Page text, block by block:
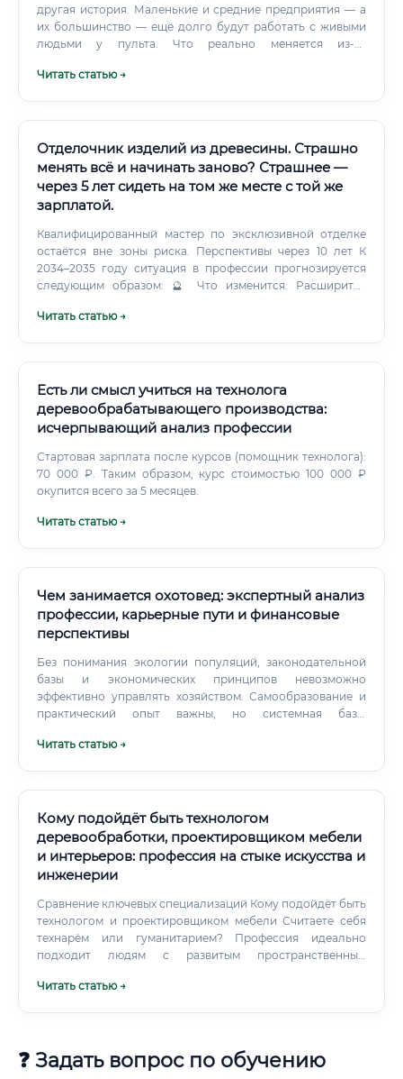
другая история. Маленькие и средние предприятия — а
их большинство — ещё долго будут работать с живыми
людьми у пульта. Что реально меняется из-за
нужно уметь работать с ЧПУ и цифровыми системами ✅
оборудование — зарабатывают всё больше Так что
будущее у профессии есть.
Читать статью →
Отделочник изделий из древесины. Страшно
менять всё и начинать заново? Страшнее —
через 5 лет сидеть на том же месте с той же
зарплатой.
Квалифицированный мастер по эксклюзивной отделке
остаётся вне зоны риска. Перспективы через 10 лет К
2034–2035 году ситуация в профессии прогнозируется
следующим образом: 🔮 Что изменится: Расширится
натуральные лаки) Появятся новые технологии
натуральность и ручную работу в интерьере — это прямо
выгодно профессии 🔮 Что останется неизменным:
Ручной труд мастера будет цениться — особенно в
премиальном сегменте Рабочих профессий в России по-
прежнему будет не хватать Зарплаты продолжат расти
выше инфляции ✅ Прогноз на 10 лет: профессия остаётся
стабильной, востребованной и хорошо оплачиваемой.
специализаций высокого уровня — мастер может
Читать статью →
Есть ли смысл учиться на технолога
деревообрабатывающего производства:
исчерпывающий анализ профессии
Стартовая зарплата после курсов (помощник технолога):
70 000 ₽. Таким образом, курс стоимостью 100 000 ₽
окупится всего за 5 месяцев.
Читать статью →
Чем занимается охотовед: экспертный анализ
профессии, карьерные пути и финансовые
перспективы
Без понимания экологии популяций, законодательной
базы и экономических принципов невозможно
эффективно управлять хозяйством. Самообразование и
практический опыт важны, но системная база,
критическим фактором для долгосрочного карьерного
Читать статью →
Кому подойдёт быть технологом
деревообработки, проектировщиком мебели
и интерьеров: профессия на стыке искусства и
инженерии
Сравнение ключевых специализаций Кому подойдёт быть
технологом и проектировщиком мебели Считаете себя
технарём или гуманитарием? Профессия идеально
подходит людям с развитым пространственным
Читать статью →
❓ Задать вопрос по обучению